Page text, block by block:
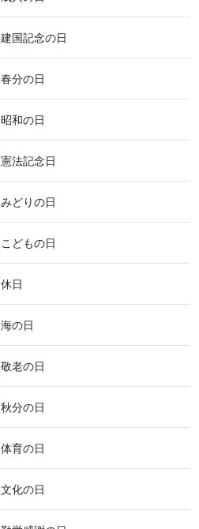
建国記念の日
春分の日
昭和の日
憲法記念日
みどりの日
こどもの日
休日
海の日
敬老の日
秋分の日
体育の日
文化の日